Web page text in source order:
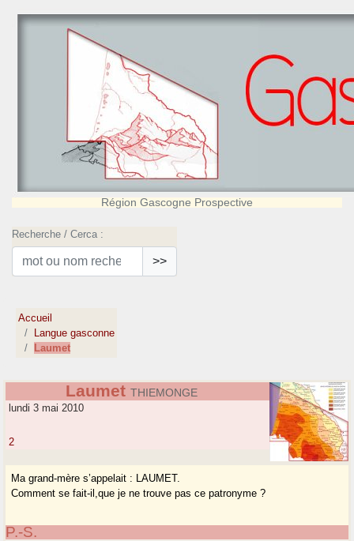
Région Gascogne Prospective
Recherche / Cerca :
>>
Accueil
Langue gasconne
Laumet
Laumet THIEMONGE
lundi 3 mai 2010
2
Ma grand-mère s’appelait : LAUMET.
Comment se fait-il,que je ne trouve pas ce patronyme ?
P.-S.